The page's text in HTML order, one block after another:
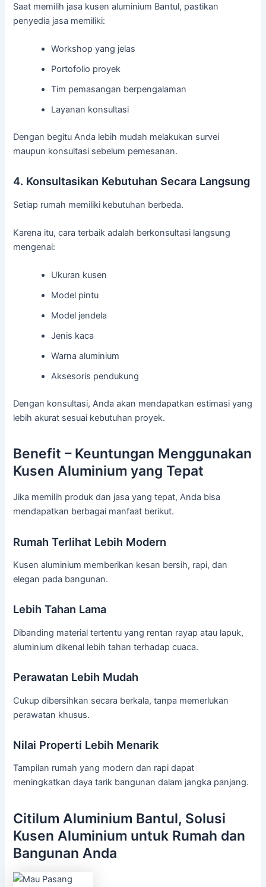
Saat memilih jasa kusen aluminium Bantul, pastikan
penyedia jasa memiliki:
Workshop yang jelas
Portofolio proyek
Tim pemasangan berpengalaman
Layanan konsultasi
Dengan begitu Anda lebih mudah melakukan survei
maupun konsultasi sebelum pemesanan.
4. Konsultasikan Kebutuhan Secara Langsung
Setiap rumah memiliki kebutuhan berbeda.
Karena itu, cara terbaik adalah berkonsultasi langsung
mengenai:
Ukuran kusen
Model pintu
Model jendela
Jenis kaca
Warna aluminium
Aksesoris pendukung
Dengan konsultasi, Anda akan mendapatkan estimasi yang
lebih akurat sesuai kebutuhan proyek.
Benefit – Keuntungan Menggunakan
Kusen Aluminium yang Tepat
Jika memilih produk dan jasa yang tepat, Anda bisa
mendapatkan berbagai manfaat berikut.
Rumah Terlihat Lebih Modern
Kusen aluminium memberikan kesan bersih, rapi, dan
elegan pada bangunan.
Lebih Tahan Lama
Dibanding material tertentu yang rentan rayap atau lapuk,
aluminium dikenal lebih tahan terhadap cuaca.
Perawatan Lebih Mudah
Cukup dibersihkan secara berkala, tanpa memerlukan
perawatan khusus.
Nilai Properti Lebih Menarik
Tampilan rumah yang modern dan rapi dapat
meningkatkan daya tarik bangunan dalam jangka panjang.
Citilum Aluminium Bantul, Solusi
Kusen Aluminium untuk Rumah dan
Bangunan Anda